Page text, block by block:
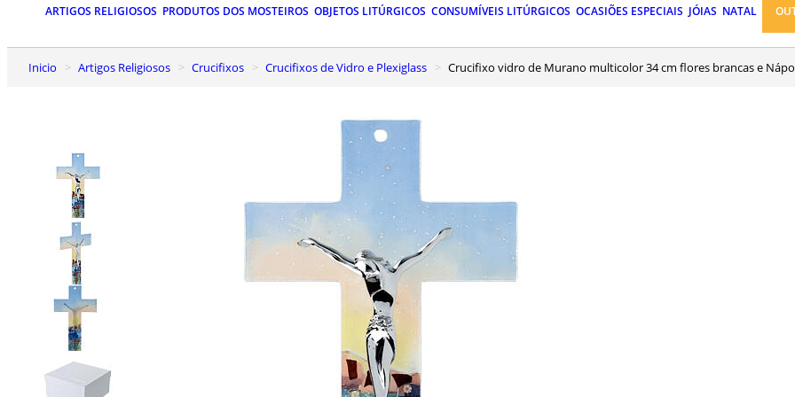
ARTIGOS RELIGIOSOS PRODUTOS DOS MOSTEIROS OBJETOS LITÚRGICOS CONSUMÍVEIS LITÚRGICOS OCASIÕES ESPECIAIS JÓIAS NATAL
Inicio Artigos Religiosos Crucifixos Crucifixos de Vidro e Plexiglass Crucifixo vidro de Murano multicolor 34 cm flores brancas e